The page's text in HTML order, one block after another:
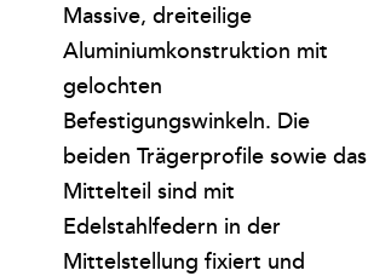
Massive, dreiteilige
Aluminiumkonstruktion mit
gelochten
Befestigungswinkeln. Die
beiden Trägerprofile sowie das
Mittelteil sind mit
Edelstahlfedern in der
Mittelstellung fixiert und